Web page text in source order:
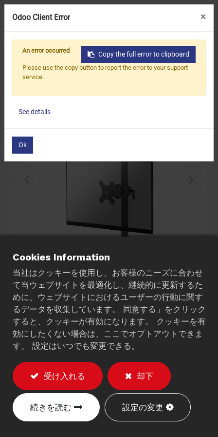
ホーム 製品
モニターアーム/スタンド
垂直デュアルLCDモニタースタンド（Cクランプ）
垂直デュアルLCDモニター
スタンド（Cクランプ）
196BB
説明
耐荷重：各スクリーン最大6kg。
2つのスクリーンを縦にサポートするデザイン。
VESA 75/100mmに対応。
Cookies Information
当社はクッキーを使用し、お客様のニーズに合わせ
て当ウェブサイトを最適化し、継続的に更新するた
めに、ウェブサイトにおけるユーザーの行動に関す
るデータを収集しています。 同意する」をクリック
すると、クッキーが有効になります。 クッキーを有
効にしたくない場合は、ここでオプトアウトできま
す。 設定はいつでも変更できる。
受け入れる 却下
続きを読む 設定の変更
Odoo Client Error ×
Copy the full error to clipboard
An error occurred
Please use the copy button to report the error to your support
service.
See details
Ok
Odoo Client Error ×
Copy the full error to clipboard
An error occurred
Please use the copy button to report the error to your support
service.
See details
Ok